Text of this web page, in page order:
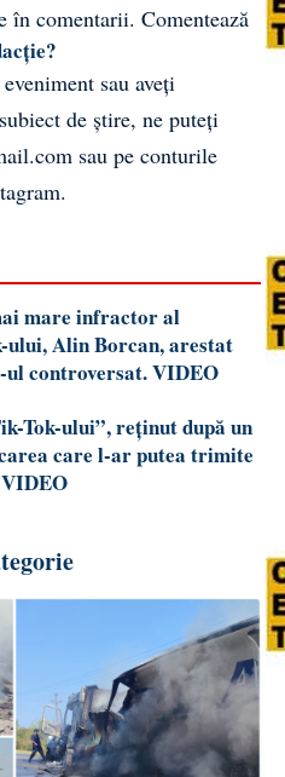
în comentarii. Comentează
sau aveți
de știre, ne puteți
sau pe conturile
.
mare infractor al
ului, Alin Borcan, arestat
ul controversat. VIDEO
Tok-ului”, reținut după un
care l-ar putea trimite